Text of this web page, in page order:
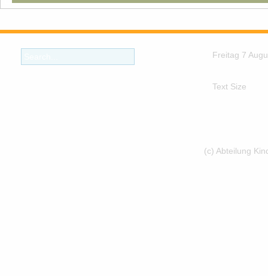
Freitag 7
Text Size
(c) Abteilung